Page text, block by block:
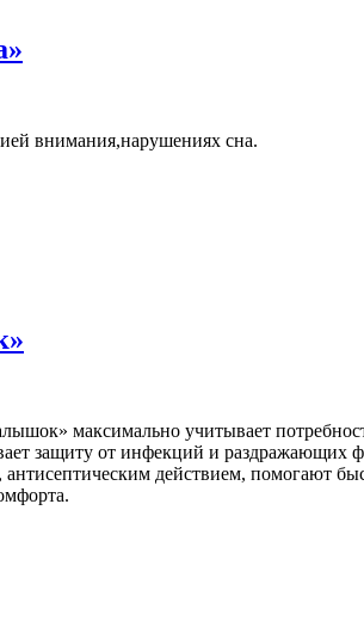
внимания,нарушениях сна.
максимально учитывает
защиту от инфекций и раздражающих
действием, помогают